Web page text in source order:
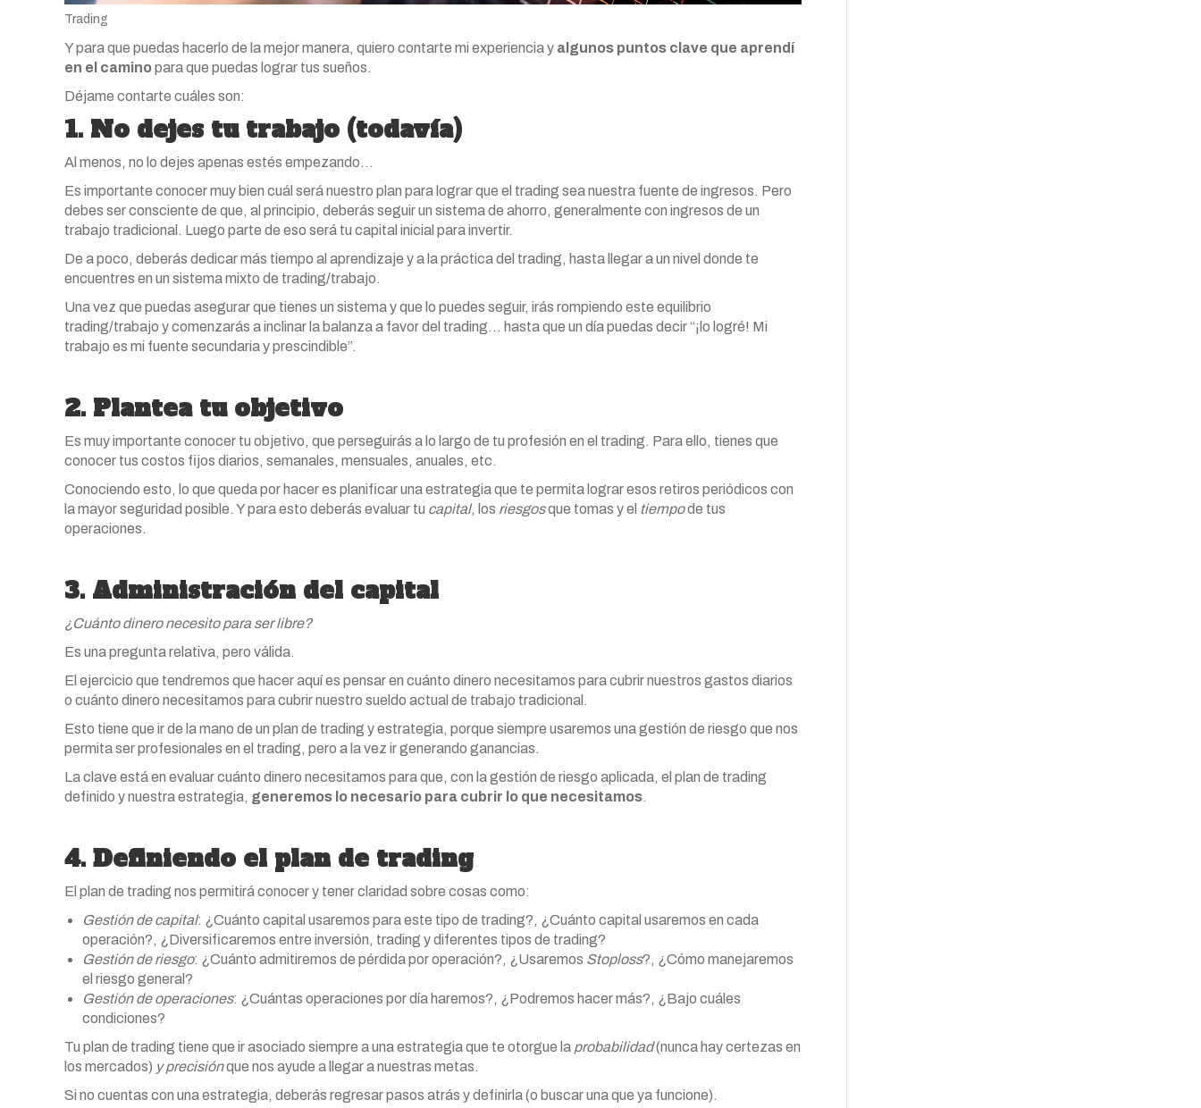
Trading
Y para que puedas hacerlo de la mejor manera, quiero contarte mi experiencia y algunos puntos clave que aprendí
en el caminopara que puedas lograr tus sueños.
Déjame contarte cuáles son:
1. No dejes tu trabajo (todavía)
Al menos, no lo dejes apenas estés empezando…
Es importante conocer muy bien cuál será nuestro plan para lograr que el trading sea nuestra fuente de ingresos. Pero
debes ser consciente de que, al principio, deberás seguir un sistema de ahorro, generalmente con ingresos de un
trabajo tradicional. Luego parte de eso será tu capital inicial para invertir.
De a poco, deberás dedicar más tiempo al aprendizaje y a la práctica del trading, hasta llegar a un nivel donde te
encuentres en un sistema mixto de trading/trabajo.
Una vez que puedas asegurar que tienes un sistema y que lo puedes seguir, irás rompiendo este equilibrio
trading/trabajo y comenzarás a inclinar la balanza a favor del trading… hasta que un día puedas decir “¡lo logré! Mi
trabajo es mi fuente secundaria y prescindible”.
2. Plantea tu objetivo
Es muy importante conocer tu objetivo, que perseguirás a lo largo de tu profesión en el trading. Para ello, tienes que
conocer tus costos fijos diarios, semanales, mensuales, anuales, etc.
Conociendo esto, lo que queda por hacer es planificar una estrategia que te permita lograr esos retiros periódicos con
la mayor seguridad posible. Y para esto deberás evaluar tu capital, los riesgosque tomas y el tiempode tus
operaciones.
3. Administración del capital
¿Cuánto dinero necesito para ser libre?
Es una pregunta relativa, pero válida.
El ejercicio que tendremos que hacer aquí es pensar en cuánto dinero necesitamos para cubrir nuestros gastos diarios
o cuánto dinero necesitamos para cubrir nuestro sueldo actual de trabajo tradicional.
Esto tiene que ir de la mano de un plan de trading y estrategia, porque siempre usaremos una gestión de riesgo que nos
permita ser profesionales en el trading, pero a la vez ir generando ganancias.
La clave está en evaluar cuánto dinero necesitamos para que, con la gestión de riesgo aplicada, el plan de trading
definido y nuestra estrategia, generemos lo necesario para cubrir lo que necesitamos.
4. Definiendo el plan de trading
El plan de trading nos permitirá conocer y tener claridad sobre cosas como:
Gestión de capital: ¿Cuánto capital usaremos para este tipo de trading?, ¿Cuánto capital usaremos en cada
operación?, ¿Diversificaremos entre inversión, trading y diferentes tipos de trading?
Gestión de riesgo: ¿Cuánto admitiremos de pérdida por operación?, ¿Usaremos Stoploss?, ¿Cómo manejaremos
el riesgo general?
Gestión de operaciones: ¿Cuántas operaciones por día haremos?, ¿Podremos hacer más?, ¿Bajo cuáles
condiciones?
Tu plan de trading tiene que ir asociado siempre a una estrategia que te otorgue la probabilidad(nunca hay certezas en
los mercados) y precisiónque nos ayude a llegar a nuestras metas.
Si no cuentas con una estrategia, deberás regresar pasos atrás y definirla (o buscar una que ya funcione).